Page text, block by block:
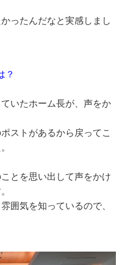
ったんだなと実感しまし
？
いたホーム長が、声をか
ストがあるから戻ってこ
とを思い出して声をかけ
囲気を知っているので、